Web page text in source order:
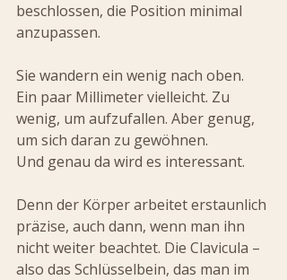
beschlossen, die Position minimal
anzupassen.
Sie wandern ein wenig nach oben.
Ein paar Millimeter vielleicht. Zu
wenig, um aufzufallen. Aber genug,
um sich daran zu gewöhnen.
Und genau da wird es interessant.
Denn der Körper arbeitet erstaunlich
präzise, auch dann, wenn man ihn
nicht weiter beachtet. Die Clavicula –
also das Schlüsselbein, das man im